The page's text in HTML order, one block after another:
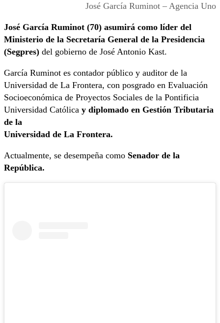
José García Ruminot – Agencia Uno
José García Ruminot (70) asumirá como líder del
Ministerio de la Secretaría General de la Presidencia
(Segpres) del gobierno de José Antonio Kast.
García Ruminot es contador público y auditor de la
Universidad de La Frontera, con posgrado en Evaluación
Socioeconómica de Proyectos Sociales de la Pontificia
Universidad Católica y diplomado en Gestión Tributaria
de la
Universidad de La Frontera.
Actualmente, se desempeña como Senador de la
República.